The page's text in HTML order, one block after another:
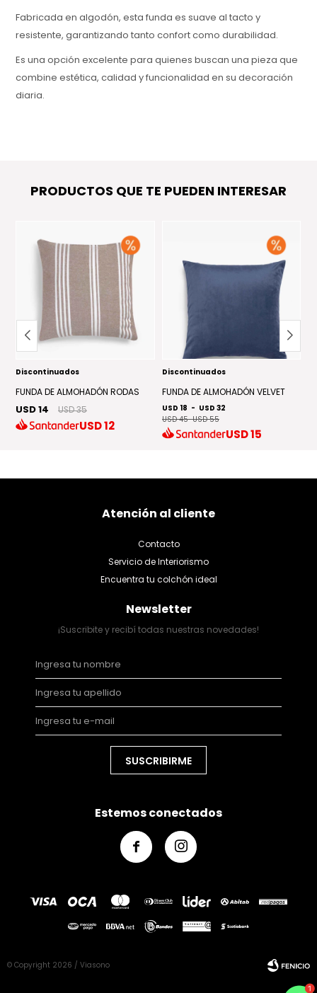
Fabricada en algodón, esta funda es suave al tacto y
resistente, garantizando tanto confort como durabilidad.
Es una opción excelente para quienes buscan una pieza que
combine estética, calidad y funcionalidad en su decoración
diaria.
PRODUCTOS QUE TE PUEDEN INTERESAR
Discontinuados
FUNDA DE ALMOHADÓN RODAS
USD 14 USD 35
USD12
Discontinuados
FUNDA DE ALMOHADÓN VELVET
USD 18 - USD 32
USD 45-USD 55
USD15
Atención al cliente
Contacto
Servicio de Interiorismo
Encuentra tu colchón ideal
Newsletter
¡Suscribite y recibí todas nuestras novedades!
SUSCRIBIRME
Estemos conectados
 
© Copyright 2026 / Viasono